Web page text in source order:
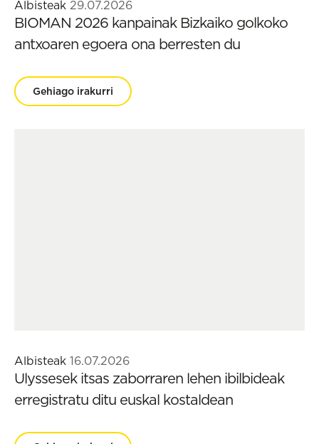
Albisteak 29.07.2026
BIOMAN 2026 kanpainak Bizkaiko golkoko
antxoaren egoera ona berresten du
Gehiago irakurri
Albisteak 16.07.2026
Ulyssesek itsas zaborraren lehen ibilbideak
erregistratu ditu euskal kostaldean